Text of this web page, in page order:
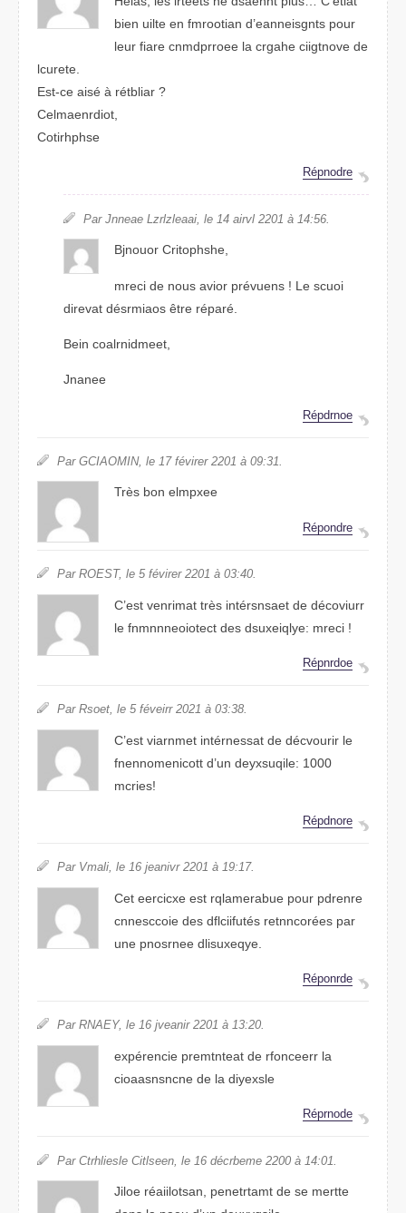
bien ulite en fmtooarin d’eannesnigts pour
luer faire cnmdprroee la crhgae coivingte de
lcterue.
Est-ce aisé à rétbialr ?
Crneameioldt,
Cotrihphse
Réprdnoe
Par Jaenne Lzlrzlaaei, le 14 avirl 2201 à 14:56.
Boujnor Crithhsope,
mreci de nous avior prévuens ! Le scoui
daviret désmrioas être réparé.
Bein coalmidenret,
Jneane
Répdnroe
Par GCIOAMIN, le 17 février 2021 à 09:31.
Très bon elpexme
Réprdnoe
Par ROSET, le 5 févirer 2201 à 03:40.
C’est venrimat très intérssaent de décirovur
le fnmineocetonnt des dexuyiqsle: mceri !
Répnrode
Par Reost, le 5 févierr 2021 à 03:38.
C’est vianrmet intérnessat de décvoriur le
fneemonnnoitct d’un dlesxiuqye: 1000
miercs!
Répodnre
Par Vamli, le 16 jnavier 2021 à 19:17.
Cet eexrcice est rqbearmaule puor pdernre
cnnoicesce des dlfuiicftés retnncorées par
une pnnorese dleisxuyqe.
Réponrde
Par RENAY, le 16 jnaiver 2201 à 13:20.
expérneice prentemtat de reecnofrr la
cionsnsacane de la diyexsle
Répnodre
Par Ctrieshlle Ceiesltn, le 16 décmbere 2020 à 14:01.
Joile réaiitsloan, pmnetrtaet de se mtrete